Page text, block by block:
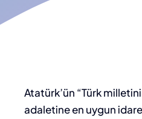
Atatürk’ün “Türk
adaletine en uygun